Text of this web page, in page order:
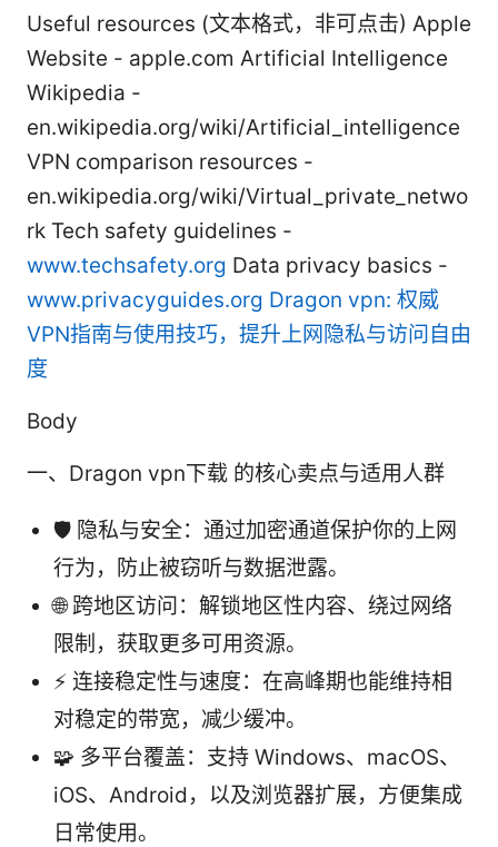
Useful resources (文本格式，非可点击) Apple
Website - apple.com Artificial Intelligence
Wikipedia -
en.wikipedia.org/wiki/Artificial_intelligence
VPN comparison resources -
en.wikipedia.org/wiki/Virtual_private_netwo
rk Tech safety guidelines -
www.techsafety.org Data privacy basics -
www.privacyguides.org Dragon vpn: 权威
VPN指南与使用技巧，提升上网隐私与访问自由
度
Body
一、Dragon vpn下载 的核心卖点与适用人群
🛡️ 隐私与安全：通过加密通道保护你的上网
行为，防止被窃听与数据泄露。
🌐 跨地区访问：解锁地区性内容、绕过网络
限制，获取更多可用资源。
⚡ 连接稳定性与速度：在高峰期也能维持相
对稳定的带宽，减少缓冲。
🧩 多平台覆盖：支持 Windows、macOS、
iOS、Android，以及浏览器扩展，方便集成
日常使用。